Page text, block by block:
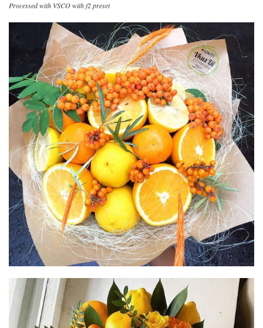
Processed with VSCO with f2 preset